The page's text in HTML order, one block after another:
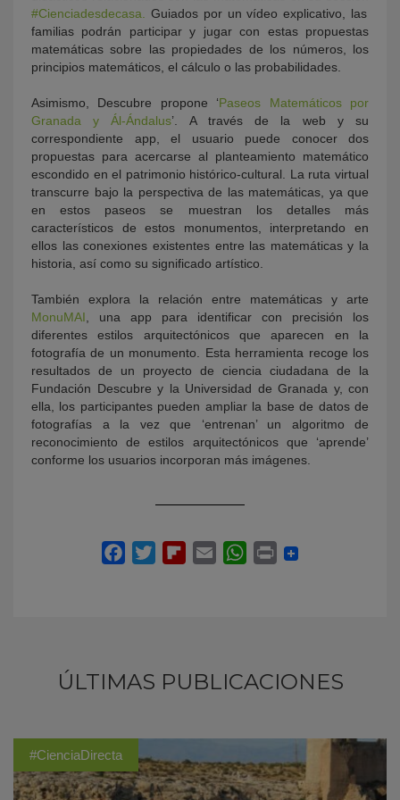
#Cienciadesdecasa. Guiados por un vídeo explicativo, las
familias podrán participar y jugar con estas propuestas
matemáticas sobre las propiedades de los números, los
principios matemáticos, el cálculo o las probabilidades.
Asimismo, Descubre propone ‘Paseos Matemáticos por
Granada y Ál-Ándalus’. A través de la web y su
correspondiente app, el usuario puede conocer dos
propuestas para acercarse al planteamiento matemático
escondido en el patrimonio histórico-cultural. La ruta virtual
transcurre bajo la perspectiva de las matemáticas, ya que
en estos paseos se muestran los detalles más
característicos de estos monumentos, interpretando en
ellos las conexiones existentes entre las matemáticas y la
historia, así como su significado artístico.
También explora la relación entre matemáticas y arte
MonuMAI, una app para identificar con precisión los
diferentes estilos arquitectónicos que aparecen en la
fotografía de un monumento. Esta herramienta recoge los
resultados de un proyecto de ciencia ciudadana de la
Fundación Descubre y la Universidad de Granada y, con
ella, los participantes pueden ampliar la base de datos de
fotografías a la vez que ‘entrenan’ un algoritmo de
reconocimiento de estilos arquitectónicos que ‘aprende’
conforme los usuarios incorporan más imágenes.
ÚLTIMAS PUBLICACIONES
#CienciaDirecta